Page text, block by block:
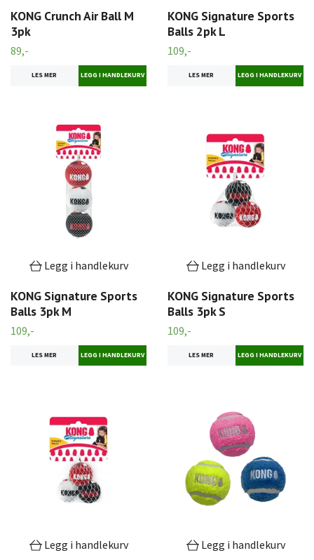
KONG Crunch Air Ball M
3pk
89,-
LES MER
KONG Signature Sports
Balls 2pk L
109,-
LES MER
Legg i handlekurv
KONG Signature Sports
Balls 3pk M
109,-
LES MER
Legg i handlekurv
KONG Signature Sports
Balls 3pk S
109,-
LES MER
Legg i handlekurv Legg i handlekurv